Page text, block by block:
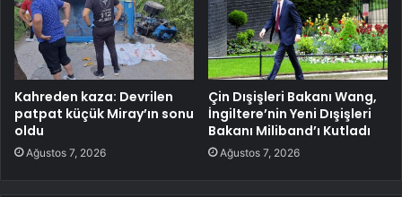
Kahreden kaza: Devrilen
patpat küçük Miray’ın sonu
oldu
Ağustos 7, 2026
Çin Dışişleri Bakanı Wang,
İngiltere’nin Yeni Dışişleri
Bakanı Miliband’ı Kutladı
Ağustos 7, 2026